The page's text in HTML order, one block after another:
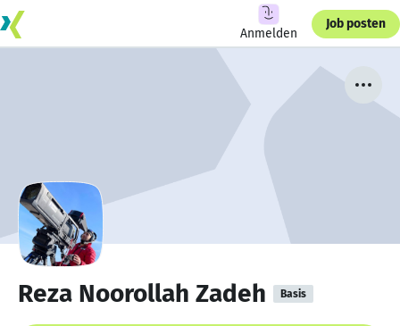
Anmelden
Job posten
Reza Noorollah Zadeh Basis